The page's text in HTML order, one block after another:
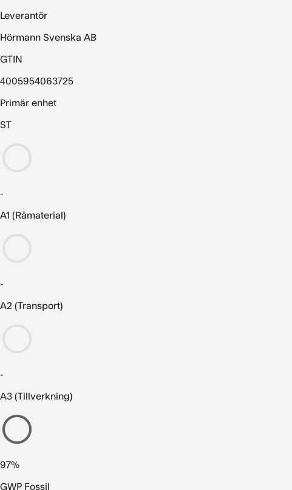
Leverantör
Hörmann Svenska AB
GTIN
4005954063725
Primär enhet
ST
-
A1 (Råmaterial)
-
A2 (Transport)
-
A3 (Tillverkning)
97%
GWP Fossil